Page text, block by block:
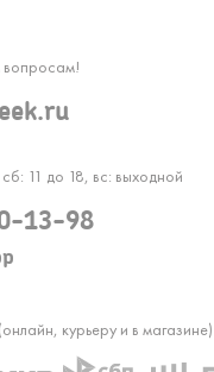
11 до 18, вс: выходной
13-98
курьеру и в магазине)